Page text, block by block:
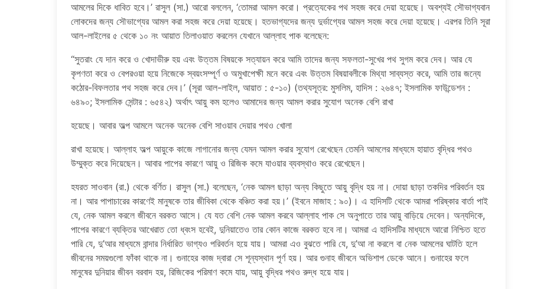
আমলের দিকে ধাবিত হবে।’ রাসুল (সা.) আরো বললেন, ‘তোমরা আমল করো। প্রত্যেকের পথ সহজ করে দেয়া হয়েছে। অবশ্যই সৌভাগ্যবান
লোকদের জন্য সৌভাগ্যের আমল করা সহজ করে দেয়া হয়েছে। হতভাগ্যদের জন্য দুর্ভাগ্যের আমল সহজ করে দেয়া হয়েছে। এরপর তিনি সূরা
আল-লাইলের ৫ থেকে ১০ নং আয়াত তিলাওয়াত করলেন যেখানে আল্লাহ পাক বলেছেন:
“সুতরাং যে দান করে ও খোদাভীরু হয় এবং উত্তম বিষয়কে সত্যায়ন করে আমি তাদের জন্য সফলতা-সুখের পথ সুগম করে দেব। আর যে
কৃপণতা করে ও বেপরওয়া হয়ে নিজেকে স্বয়ংসম্পূর্ণ ও অমুখাপেক্ষী মনে করে এবং উত্তম বিষয়াবলীকে মিথ্যা সাব্যস্ত করে, আমি তার জন্যে
কঠোর-বিফলতার পথ সহজ করে দেব।’ (সূরা আল-লাইল, আয়াত : ৫-১০) (তথ্যসূত্র: মুসলিম, হাদিস : ২৬৪৭; ইসলামিক ফাউন্ডেশন :
৬৪৯০; ইসলামিক সেন্টার : ৬৫৪২) অর্থাৎ আয়ু কম হলেও আমাদের জন্য আমল করার সুযোগ অনেক বেশি রাখা
হয়েছে। আবার অল্প আমলে অনেক অনেক বেশি সাওয়াব দেয়ার পথও খোলা
রাখা হয়েছে। আল্লাহ অল্প আয়ুকে কাজে লাগানোর জন্য যেমন আমল করার সুযোগ রেখেছেন তেমনি আমলের মাধ্যমে হায়াত বৃদ্ধির পথও
উম্মুক্ত করে দিয়েছেন। আবার পাপের কারণে আয়ু ও রিজিক কমে যাওয়ার ব্যবস্থাও করে রেখেছেন।
হযরত সাওবান (রা.) থেকে বর্ণিত। রাসুল (সা.) বলেছেন, ‘নেক আমল ছাড়া অন্য কিছুতে আয়ু বৃদ্ধি হয় না। দোয়া ছাড়া তকদির পরিবর্তন হয়
না। আর পাপাচারের কারণেই মানুষকে তার জীবিকা থেকে বঞ্চিত করা হয়।’ (ইবনে মাজাহ : ৯০)। এ হাদিসটি থেকে আমরা পরিষ্কার বার্তা পাই
যে, নেক আমল করলে জীবনে বরকত আসে। যে যত বেশি নেক আমল করবে আল্লাহ পাক সে অনুপাতে তার আয়ু বাড়িয়ে দেবেন। অন্যদিকে,
পাপের কারণে ব্যক্তির আখেরাত তো ধ্বংস হবেই, দুনিয়াতেও তার কোন কাজে বরকত হবে না। আমরা এ হাদিসটির মাধ্যমে আরো নিশ্চিত হতে
পারি যে, দু’আর মাধ্যমে বান্দার নির্ধারিত ভাগ্যও পরিবর্তন হয়ে যায়। আমরা এও বুঝতে পারি যে, দু’আ না করলে বা নেক আমলের ঘাটতি হলে
জীবনের সময়গুলো ফাঁকা থাকে না। গুনাহের কাজ দ্বারা সে শূন্যস্থান পূর্ণ হয়। আর গুনাহ জীবনে অভিশাপ ডেকে আনে। গুনাহের ফলে
মানুষের দুনিয়ার জীবন বরবাদ হয়, রিজিকের পরিমাণ কমে যায়, আয়ু বৃদ্ধির পথও রুদ্ধ হয়ে যায়।